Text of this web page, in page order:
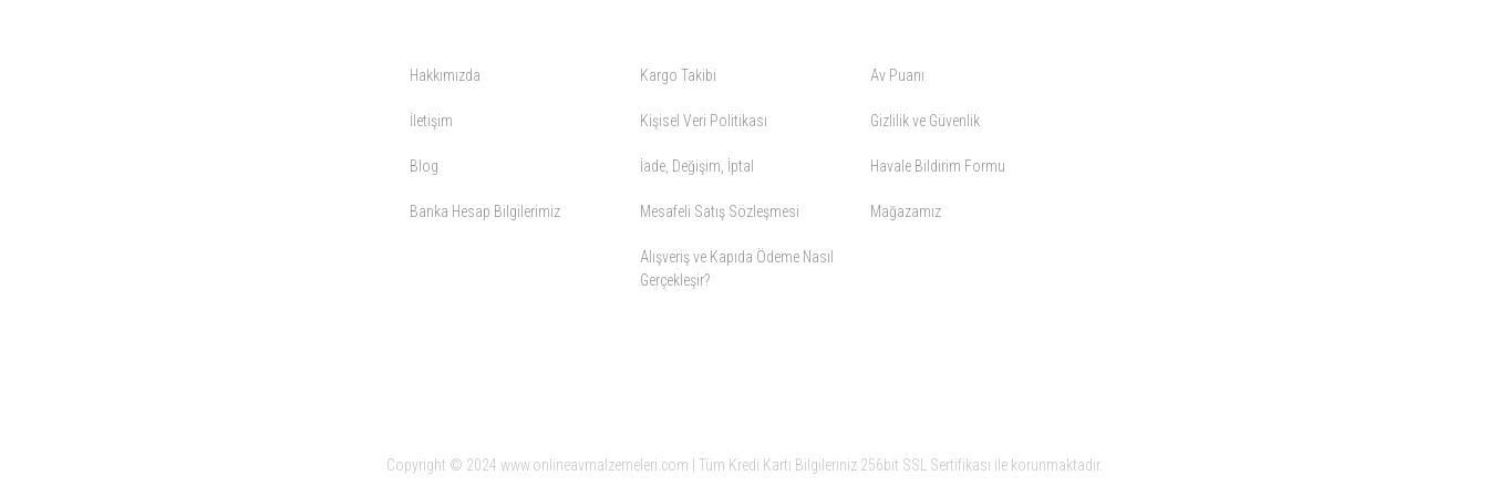
Hakkımızda
İletişim
Blog
Banka Hesap Bilgilerimiz
Kargo Takibi
Kişisel Veri Politikası
İade, Değişim, İptal
Mesafeli Satış Sözleşmesi
Alışveriş ve Kapıda Ödeme Nasıl
Gerçekleşir?
Av Puanı
Gizlilik ve Güvenlik
Havale Bildirim Formu
Mağazamız
Copyright © 2024 www.onlineavmalzemeleri.com | Tüm Kredi Kartı Bilgileriniz 256bit SSL Sertifikası ile korunmaktadır.